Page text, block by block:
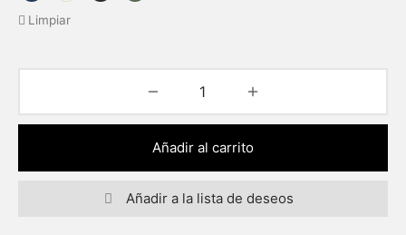
Limpiar
Añadir al carrito
Añadir a la lista de deseos